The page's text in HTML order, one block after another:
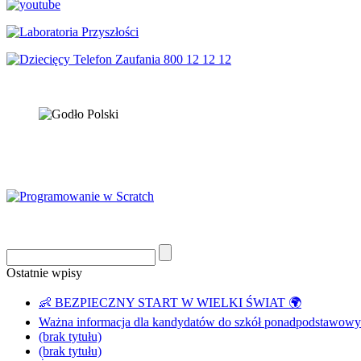
Ostatnie wpisy
👶 BEZPIECZNY START W WIELKI ŚWIAT 🌍
Ważna informacja dla kandydatów do szkół
(brak tytułu)
(brak tytułu)